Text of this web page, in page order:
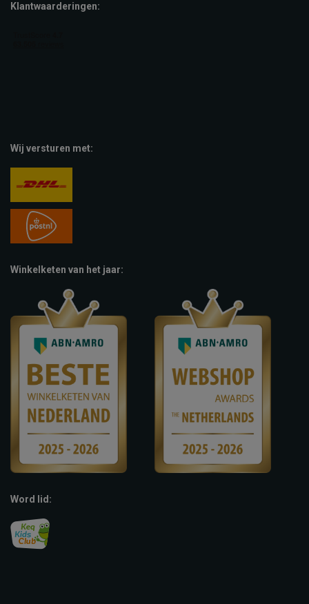
Klantwaarderingen:
Wij versturen met:
Winkelketen van het jaar:
Word lid: